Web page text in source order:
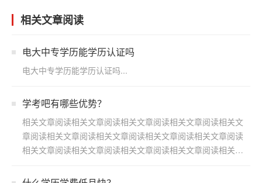
相关文章阅读
电大中专学历能学历认证吗
电大中专学历能学历认证吗...
学考吧有哪些优势？
相关文章阅读相关文章阅读相关文章阅读相关文章阅读相关文
章阅读相关文章阅读相关文章阅读相关文章阅读相关文章阅读
相关文章阅读相关文章阅读相关文章阅读相关文章阅读相关文